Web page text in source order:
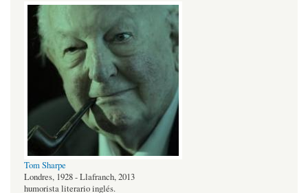
Tom Sharpe
Londres, 1928 - Llafranch, 2013
humorista literario inglés.